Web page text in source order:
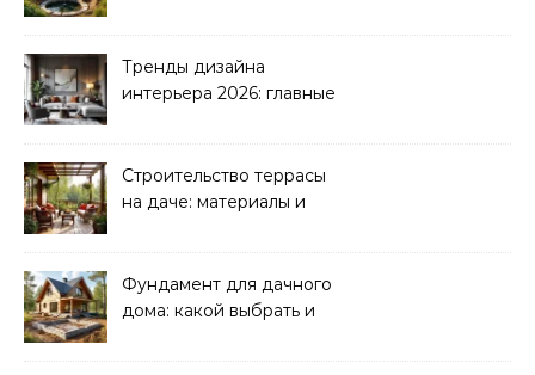
Тренды дизайна
интерьера 2026: главные
Строительство террасы
на даче: материалы и
Фундамент для дачного
дома: какой выбрать и